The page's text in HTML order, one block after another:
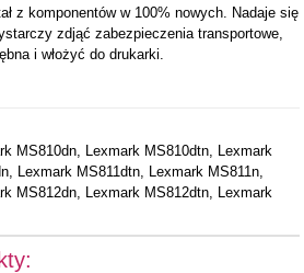
z komponentów w 100% nowych. Nadaje się
zdjąć zabezpieczenia transportowe,
i włożyć do drukarki.
MS810dn, Lexmark MS810dtn, Lexmark
Lexmark MS811dtn, Lexmark MS811n,
MS812dn, Lexmark MS812dtn, Lexmark